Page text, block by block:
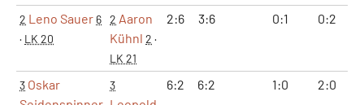
2 Leno Sauer 6
· LK 20
2 Aaron
Kühnl 2 ·
LK 21
2:6 3:6 0:1 0:2
3 Oskar
3 6:2 6:2 1:0 2:0